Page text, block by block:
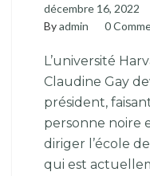
décembre 16, 2022
Byadmin 0
L’université
Claudine Gay
président,
personne noire
diriger l’école
qui est